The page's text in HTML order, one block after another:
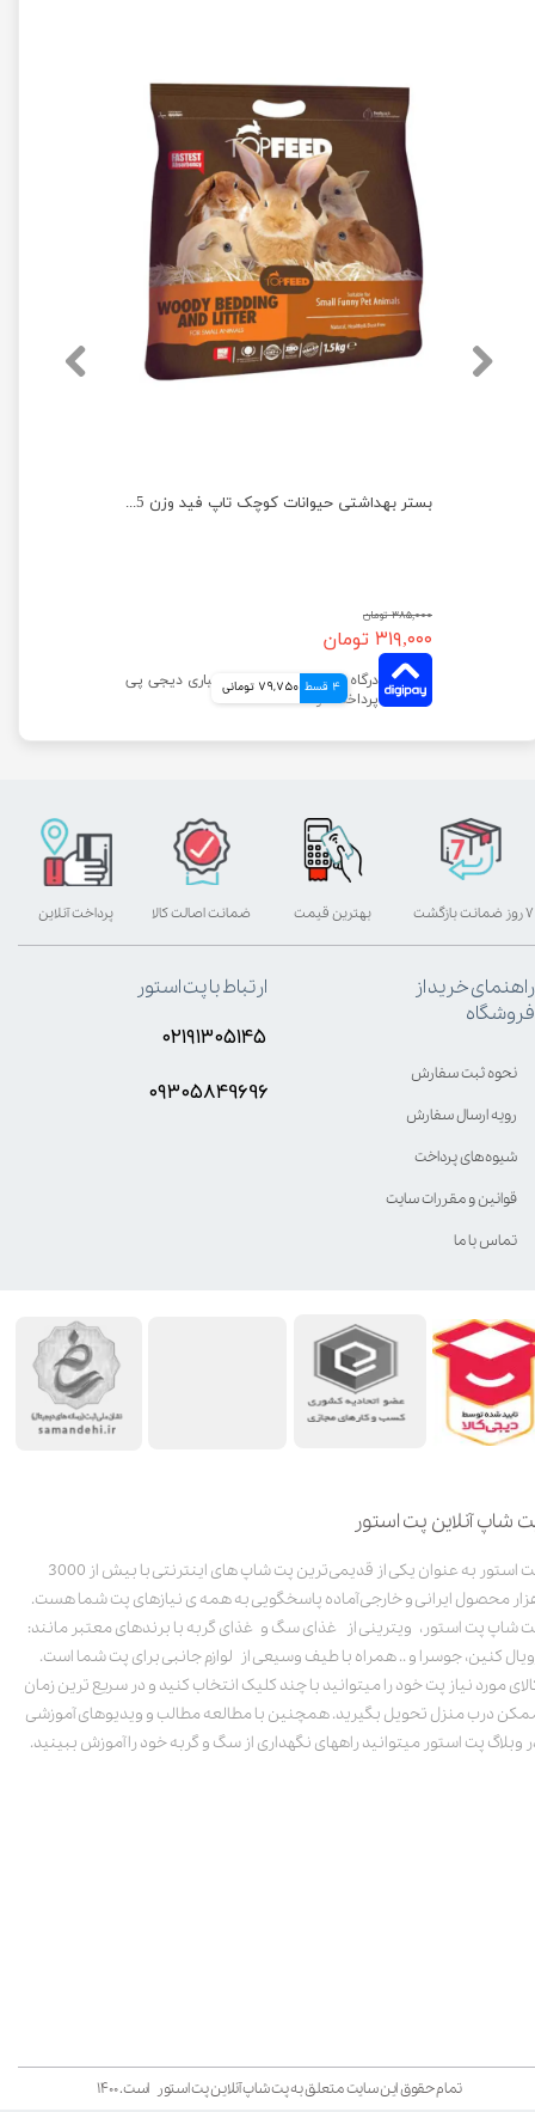
بستر بهداشتی حیوانات کوچک تاپ فید وزن 1.5 کیلوگرم
۳۸۵,۰۰۰ تومان
۳۱۹,۰۰۰ تومان
4 قسط 79,750 تومانی
شاپ آنلاین پت استور
پت استور به عنوان یکی از قدیمی‌ترین پت شاپ های اینترنتی با بیش از 3000
محصول ایرانی و خارجی آماده پاسخگویی به همه ی نیازهای پت شما هست.
شاپ پت استور، ویترینی از غذای سگ و غذای گربه با برندهای معتبر مانند:
کنین، جوسرا و .. همراه با طیف وسیعی از لوازم جانبی برای پت شما است.
مورد نیاز پت خود را میتوانید با چند کلیک انتخاب کنید و در سریع ترین زمان
درب منزل تحویل بگیرید. همچنین با مطالعه مطالب و ویدیوهای آموزشی
وبلاگ پت استور میتوانید راههای نگهداری از سگ و گربه خود را آموزش ببینید.
تمام حقوق این سایت متعلق به پت شاپ آنلاین پت استور است. ۱۴۰۰
بهترین قیمت پرداخت آنلاین ۷ روز ضمانت بازگشت ضمانت اصالت کالا
راهنمای خرید از
فروشگاه
نحوه ثبت سفارش
رویه ارسال سفارش
شیوه‌های پرداخت
قوانین و مقررات سایت
تماس با ما
ارتباط با پت استور
۰۲۱۹۱۳۰۵۱۴۵
۰۹۳۰۵8۴9696